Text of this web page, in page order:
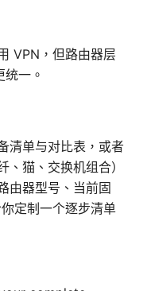
VPN，但路由器层
一。
清单与对比表，或者
猫、交换机组合）
由器型号、当前固
定制一个逐步清单